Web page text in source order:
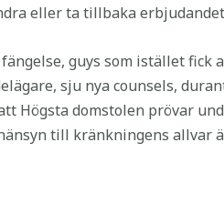
eller ta tillbaka
guys som istället fick
sju nya counsels,
Högsta domstolen prövar
till kränkningens allvar